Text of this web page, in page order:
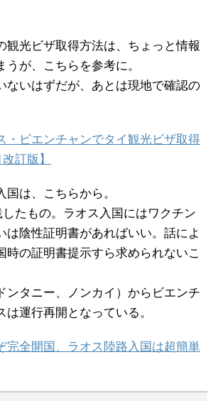
観光ビザ取得方法は、ちょっと情報
うが、こちらを参考に。
ないはずだが、あとは現地で確認の
・ビエンチャンでタイ観光ビザ取得
訂版】
は、こちらから。
たもの。ラオス入国にはワクチン
は陰性証明書があればいい。話によ
時の証明書提示すら求められないこ
ンタニー、ノンカイ）からビエンチ
は運行再開となっている。
完全開国、ラオス陸路入国は超簡単